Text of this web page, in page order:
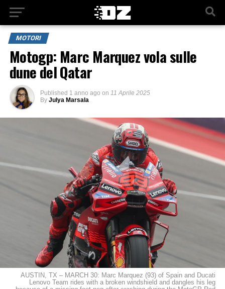
MOTORI
Motogp: Marc Marquez vola sulle
dune del Qatar
Published 1 anno ago on 11 Aprile 2025
By Julya Marsala
AUSTIN, TX – MARCH 30: Marc Marquez (93) of Spain and Ducati
Lenovo Team rides with a broken windshield and dangles his leg